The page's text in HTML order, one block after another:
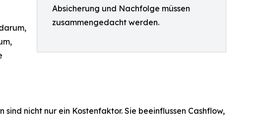
Absicherung und Nachfolge müssen
zusammengedacht werden.
nicht nur ein Kostenfaktor. Sie beeinflussen Cashflow,